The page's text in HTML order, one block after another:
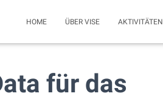
HOME ÜBER VISE AKTIVITÄTEN
für das